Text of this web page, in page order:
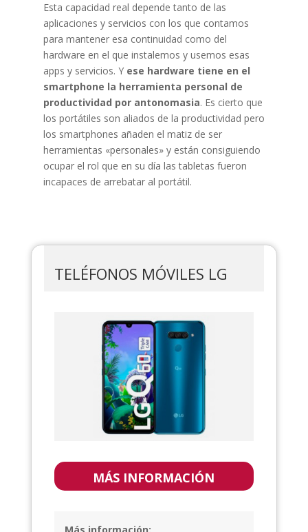
Esta capacidad real depende tanto de las
aplicaciones y servicios con los que contamos
para mantener esa continuidad como del
hardware en el que instalemos y usemos esas
apps y servicios. Y ese hardware tiene en el
smartphone la herramienta personal de
productividad por antonomasia. Es cierto que
los portátiles son aliados de la productividad pero
los smartphones añaden el matiz de ser
herramientas «personales» y están consiguiendo
ocupar el rol que en su día las tabletas fueron
incapaces de arrebatar al portátil.
TELÉFONOS MÓVILES LG
MÁS INFORMACIÓN